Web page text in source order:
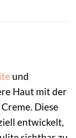
und
Haut mit der
Diese
entwickelt,